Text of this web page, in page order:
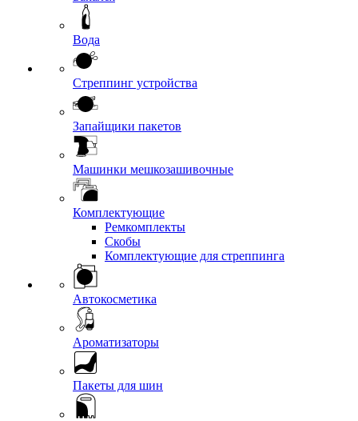
Вода
Стреппинг устройства
Запайщики пакетов
Машинки мешкозашивочные
Комплектующие
Ремкомплекты
Скобы
Комплектующие для стреппинга
Автокосметика
Ароматизаторы
Пакеты для шин